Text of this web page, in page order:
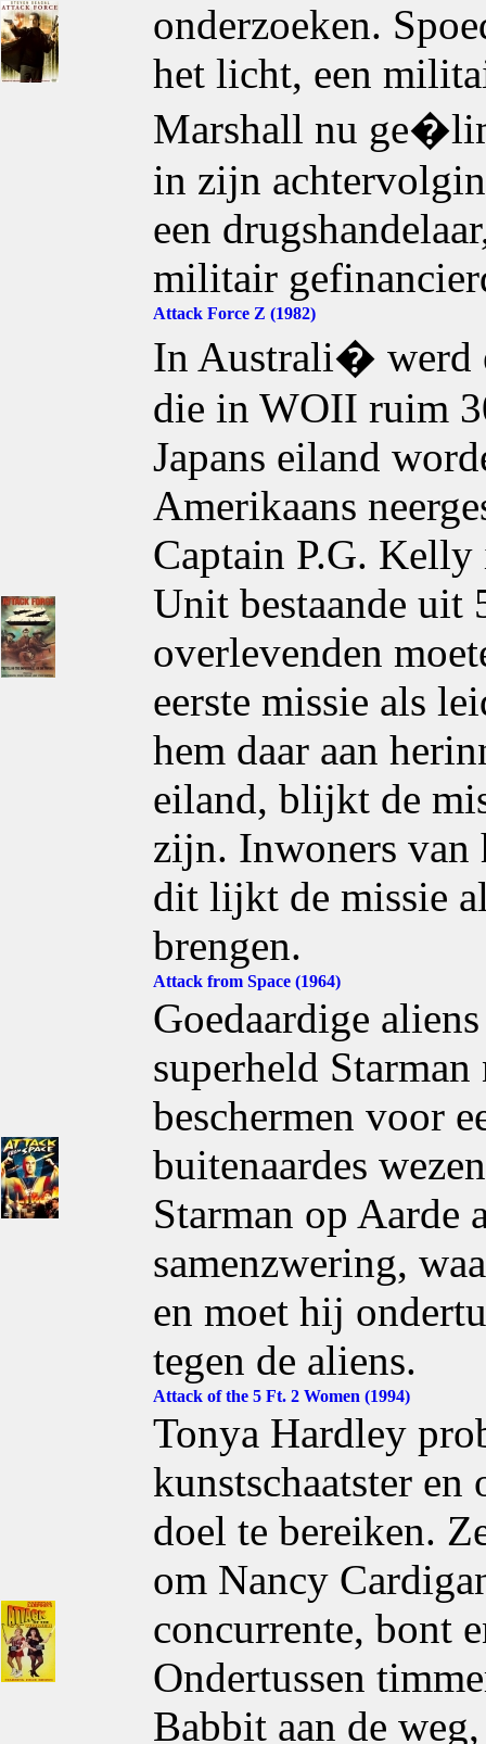
onderzoeken.
het licht, een
Marshall nu
in zijn
een
militair
Attack Force Z (1982)
In Australi� werd
die in WOII ruim
Japans eiland
Amerikaans
Captain P.G. Kelly
Unit bestaande uit
overlevenden
eerste missie als
hem daar aan
eiland, blijkt de
zijn. Inwoners van
dit lijkt de missie
brengen.
Attack from Space (1964)
Goedaardige
superheld Starman
beschermen voor
buitenaardes
Starman op Aarde
samenzwering,
en moet hij
tegen de aliens.
Attack of the 5 Ft. 2 Women (1994)
Tonya Hardley
kunstschaatster
doel te bereiken.
om Nancy
concurrente, bont
Ondertussen
Babbit aan de